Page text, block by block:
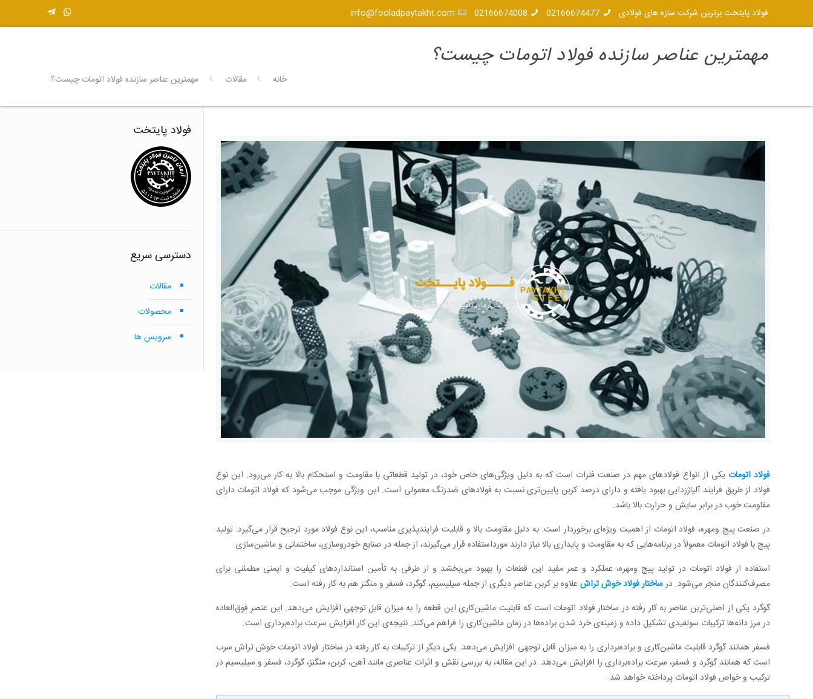
فولاد پایتخت برترین شرکت سازه های فولادی 02166674477
02166674008
info@fooladpaytakht.com
مهمترین عناصر سازنده فولاد اتومات چیست؟
خانه مقالات مهمترین عناصر سازنده فولاد اتومات چیست؟
فولاد اتومات یکی از انواع فولاد‌های مهم در صنعت فلزات است که به دلیل ویژگی‌های خاص خود، در تولید قطعاتی با مقاومت و استحکام بالا به کار می‌رود. این نوع
فولاد از طریق فرایند آلیاژزدایی بهبود یافته و دارای درصد کربن پایین‌تری نسبت به فولاد‌های ضدزنگ معمولی است. این ویژگی موجب می‌شود که فولاد اتومات دارای
مقاومت خوب در برابر سایش و حرارت بالا باشد.
در صنعت پیچ ‌ومهره، فولاد اتومات از اهمیت ویژه‌ای برخوردار است. به دلیل مقاومت بالا و قابلیت فرایندپذیری مناسب، این نوع فولاد مورد ترجیح قرار می‌گیرد. تولید
پیچ با فولاد اتومات معمولاً در برنامه‌هایی که به مقاومت و پایداری بالا نیاز دارند مورداستفاده قرار می‌گیرند، از جمله در صنایع خودروسازی، ساختمانی و ماشین‌سازی.
استفاده از فولاد اتومات در تولید پیچ ‌ومهره، عملکرد و عمر مفید این قطعات را بهبود می‌بخشد و از طرفی به تأمین استانداردهای کیفیت و ایمنی مطمئنی برای
مصرف‌کنندگان منجر می‌شود. درساختار فولاد خوش تراش علاوه بر کربن عناصر دیگری از جمله سیلیسیم، گوگرد، فسفر و منگنز هم به ‌کار رفته است.
گوگرد یکی از اصلی‌ترین عناصر به کار رفته در ساختار فولاد اتومات است که قابلیت ماشین‌کاری این قطعه را به میزان قابل توجهی افزایش می‌دهد. این عنصر فوق‌العاده
در مرز دانه‌ها ترکیبات سولفیدی تشکیل داده و زمینه‌ی خرد شدن براده‌ها در زمان ماشین‌کاری را فراهم می‌کند. نتیجه‌ی این کار افزایش سرعت براده‌برداری است.
فسفر همانند گوگرد قابلیت ماشین‌کاری و براده‌برداری را به میزان قابل توجهی افزایش می‌دهد. یکی دیگر از ترکیبات به کار رفته در ساختار فولاد اتومات خوش تراش سرب
است که همانند گوگرد و فسفر، سرعت براده‌برداری را افزایش می‌دهد. در این مقاله، به بررسی نقش و اثرات عناصری مانند آهن، کربن، منگنز، گوگرد، فسفر و سیلیسیم در
ترکیب و خواص فولاد اتومات پرداخته خواهد شد.
فولاد پایتخت
دسترسی سریع
مقالات
محصولات
سرویس ها